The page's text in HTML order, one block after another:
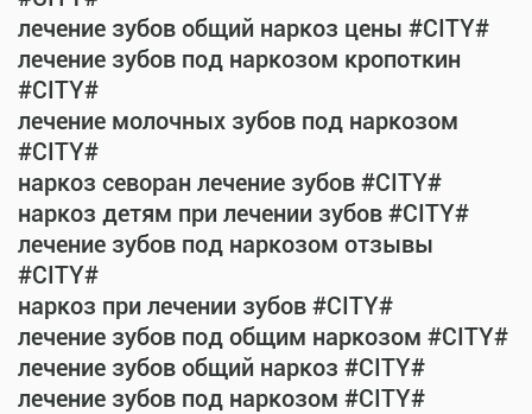
лечение зубов общий наркоз цены #CITY#
лечение зубов под наркозом кропоткин
#CITY#
лечение молочных зубов под наркозом
#CITY#
наркоз севоран лечение зубов #CITY#
наркоз детям при лечении зубов #CITY#
лечение зубов под наркозом отзывы
#CITY#
наркоз при лечении зубов #CITY#
лечение зубов под общим наркозом #CITY#
лечение зубов общий наркоз #CITY#
лечение зубов под наркозом #CITY#